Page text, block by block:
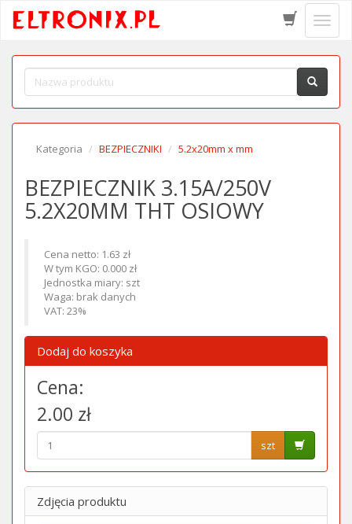
menu
Kategoria BEZPIECZNIKI 5.2x20mm x mm
BEZPIECZNIK 3.15A/250V
5.2X20MM THT OSIOWY
Cena netto: 1.63 zł
W tym KGO: 0.000 zł
Jednostka miary: szt
Waga: brak danych
VAT: 23%
Dodaj do koszyka
Cena:
2.00 zł
szt
Zdjęcia produktu